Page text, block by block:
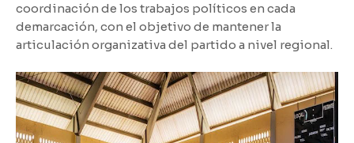
coordinación de los trabajos políticos en cada
demarcación, con el objetivo de mantener la
articulación organizativa del partido a nivel regional.